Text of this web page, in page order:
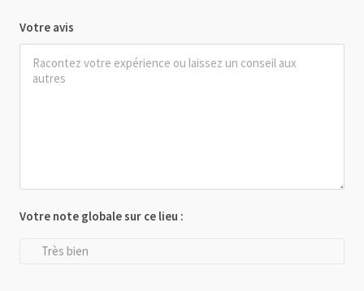
Votre avis
Votre note globale sur ce lieu :
Très bien